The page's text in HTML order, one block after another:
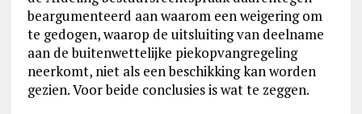
beargumenteerd aan waarom een weigering om
te gedogen, waarop de uitsluiting van deelname
aan de buitenwettelijke piekopvangregeling
neerkomt, niet als een beschikking kan worden
gezien. Voor beide conclusies is wat te zeggen.